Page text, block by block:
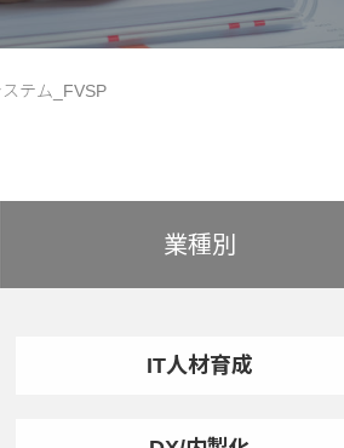
テム_FVSP
業種別
IT人材育成